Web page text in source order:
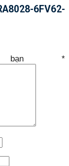
6FV62-
bạn *